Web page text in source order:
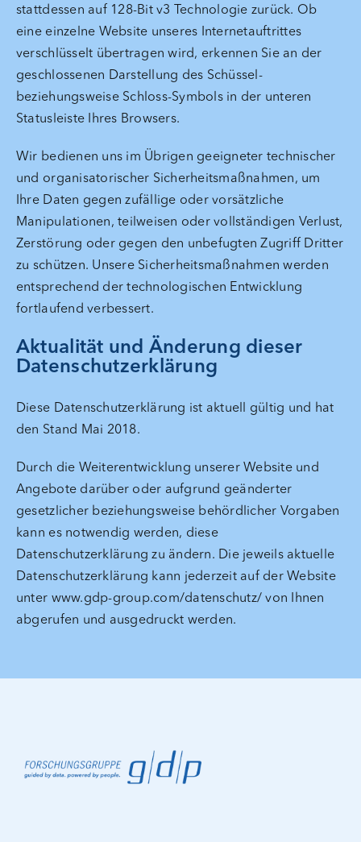
stattdessen auf 128-Bit v3 Technologie zurück. Ob
eine einzelne Website unseres Internetauftrittes
verschlüsselt übertragen wird, erkennen Sie an der
geschlossenen Darstellung des Schüssel-
beziehungsweise Schloss-Symbols in der unteren
Statusleiste Ihres Browsers.
Wir bedienen uns im Übrigen geeigneter technischer
und organisatorischer Sicherheitsmaßnahmen, um
Ihre Daten gegen zufällige oder vorsätzliche
Manipulationen, teilweisen oder vollständigen Verlust,
Zerstörung oder gegen den unbefugten Zugriff Dritter
zu schützen. Unsere Sicherheitsmaßnahmen werden
entsprechend der technologischen Entwicklung
fortlaufend verbessert.
Aktualität und Änderung dieser
Datenschutzerklärung
Diese Datenschutzerklärung ist aktuell gültig und hat
den Stand Mai 2018.
Durch die Weiterentwicklung unserer Website und
Angebote darüber oder aufgrund geänderter
gesetzlicher beziehungsweise behördlicher Vorgaben
kann es notwendig werden, diese
Datenschutzerklärung zu ändern. Die jeweils aktuelle
Datenschutzerklärung kann jederzeit auf der Website
unter www.gdp-group.com/datenschutz/ von Ihnen
abgerufen und ausgedruckt werden.